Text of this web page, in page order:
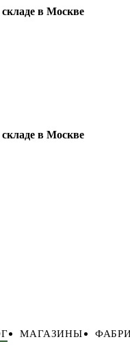
в Москве
в Москве
МАГАЗИНЫ